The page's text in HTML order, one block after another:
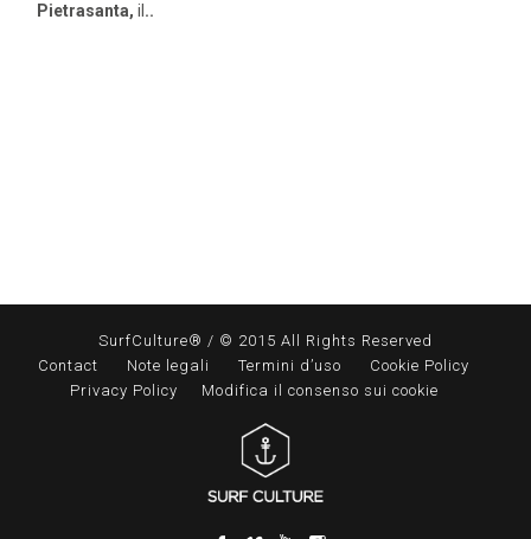
Pietrasanta, il ..
SurfCulture® / © 2015 All Rights Reserved
Contact
Note legali Termini d’uso
Cookie Policy
Privacy Policy
Modifica il consenso sui cookie